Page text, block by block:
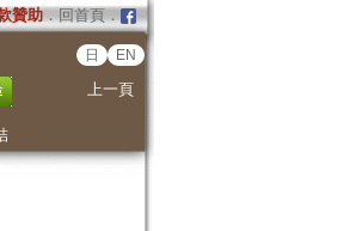
贊助．回首頁．
日 EN
上一頁